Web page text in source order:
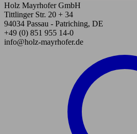
Holz Mayrhofer GmbH
Tittlinger Str. 20 + 34
94034 Passau - Patriching, DE
+49 (0) 851 955 14-0
info@holz-mayrhofer.de